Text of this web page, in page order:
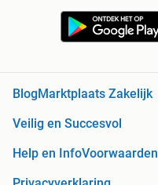
BlogMarktplaats Zakelijk
Veilig en Succesvol
Help en InfoVoorwaarden